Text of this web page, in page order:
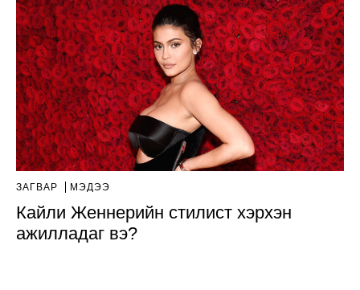
ЗАГВАР МЭДЭЭ
Кайли Женнерийн стилист хэрхэн
ажилладаг вэ?